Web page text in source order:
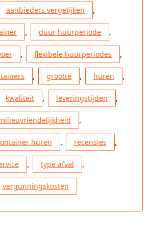
aanbieders vergelijken ,
, duur huurperiode ,
, flexibele huurperiodes ,
, grootte , huren ,
kwaliteit , leveringstijden ,
,
huren , recensies ,
, type afval ,
vergunningskosten